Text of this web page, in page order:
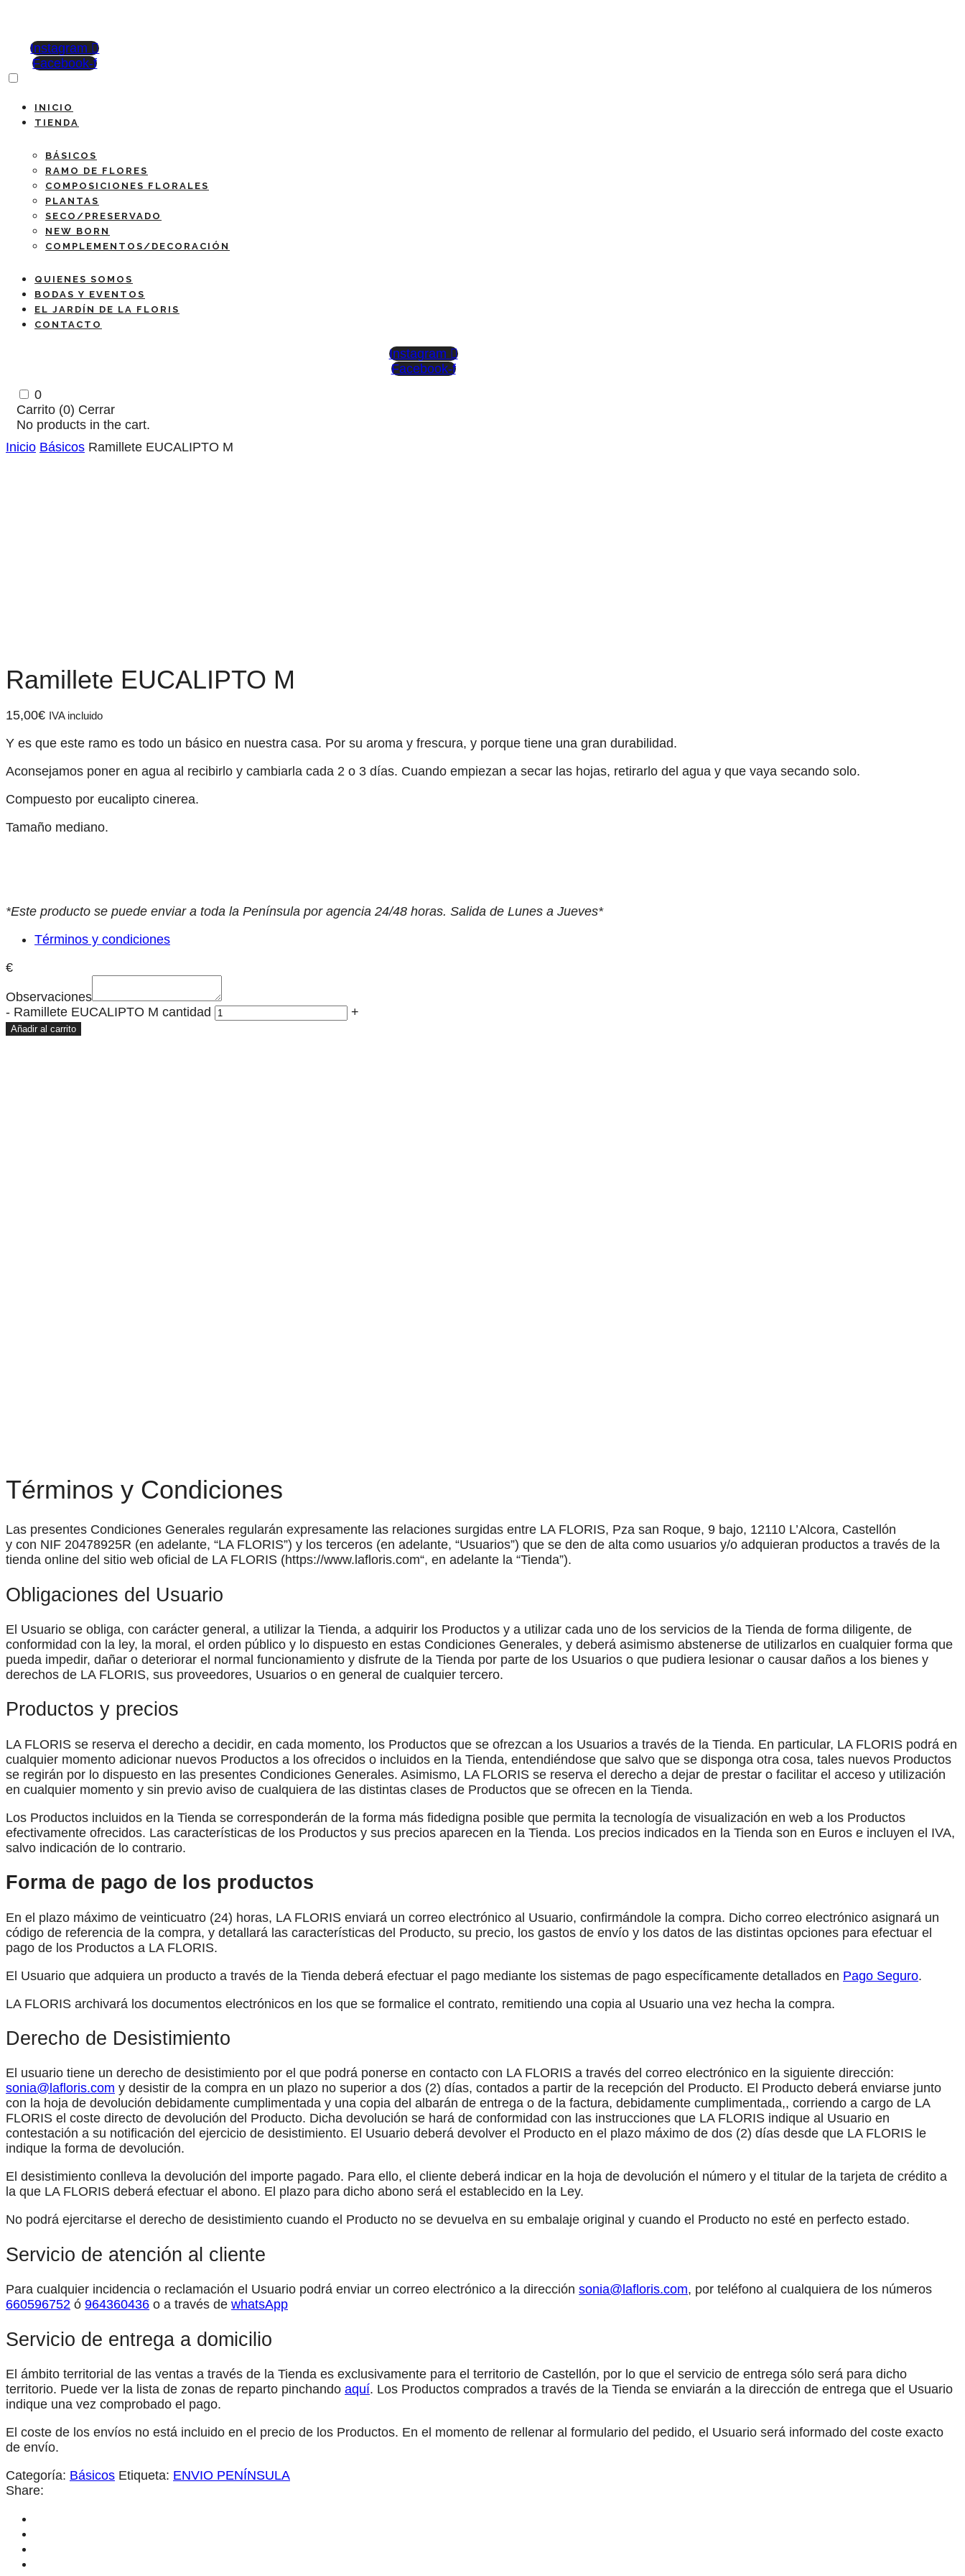
Instagram
Facebook-f
INICIO
TIENDA
BÁSICOS
RAMO DE FLORES
COMPOSICIONES FLORALES
PLANTAS
SECO/PRESERVADO
NEW BORN
COMPLEMENTOS/DECORACIÓN
QUIENES SOMOS
BODAS Y EVENTOS
EL JARDÍN DE LA FLORIS
CONTACTO
Instagram
Facebook-f
0
Carrito (0) Cerrar
No products in the cart.
Inicio Básicos Ramillete EUCALIPTO M
Ramillete EUCALIPTO M
15,00€ IVA incluido
Y es que este ramo es todo un básico en nuestra casa. Por su aroma y frescura, y porque tiene una gran durabilidad.
Aconsejamos poner en agua al recibirlo y cambiarla cada 2 o 3 días. Cuando empiezan a secar las hojas, retirarlo del agua y que vaya secando solo.
Compuesto por eucalipto cinerea.
Tamaño mediano.
*Este producto se puede enviar a toda la Península por agencia 24/48 horas. Salida de Lunes a Jueves*
Términos y condiciones
€
Observaciones
- Ramillete EUCALIPTO M cantidad +
Añadir al carrito
Términos y Condiciones
Las presentes Condiciones Generales regularán expresamente las relaciones surgidas entre LA FLORIS, Pza san Roque, 9 bajo, 12110 L’Alcora, Castellón
y con NIF 20478925R (en adelante, “LA FLORIS”) y los terceros (en adelante, “Usuarios”) que se den de alta como usuarios y/o adquieran productos a través de la
tienda online del sitio web oficial de LA FLORIS (https://www.lafloris.com“, en adelante la “Tienda”).
Obligaciones del Usuario
El Usuario se obliga, con carácter general, a utilizar la Tienda, a adquirir los Productos y a utilizar cada uno de los servicios de la Tienda de forma diligente, de
conformidad con la ley, la moral, el orden público y lo dispuesto en estas Condiciones Generales, y deberá asimismo abstenerse de utilizarlos en cualquier forma que
pueda impedir, dañar o deteriorar el normal funcionamiento y disfrute de la Tienda por parte de los Usuarios o que pudiera lesionar o causar daños a los bienes y
derechos de LA FLORIS, sus proveedores, Usuarios o en general de cualquier tercero.
Productos y precios
LA FLORIS se reserva el derecho a decidir, en cada momento, los Productos que se ofrezcan a los Usuarios a través de la Tienda. En particular, LA FLORIS podrá en
cualquier momento adicionar nuevos Productos a los ofrecidos o incluidos en la Tienda, entendiéndose que salvo que se disponga otra cosa, tales nuevos Productos
se regirán por lo dispuesto en las presentes Condiciones Generales. Asimismo, LA FLORIS se reserva el derecho a dejar de prestar o facilitar el acceso y utilización
en cualquier momento y sin previo aviso de cualquiera de las distintas clases de Productos que se ofrecen en la Tienda.
Los Productos incluidos en la Tienda se corresponderán de la forma más fidedigna posible que permita la tecnología de visualización en web a los Productos
efectivamente ofrecidos. Las características de los Productos y sus precios aparecen en la Tienda. Los precios indicados en la Tienda son en Euros e incluyen el IVA,
salvo indicación de lo contrario.
Forma de pago de los productos
En el plazo máximo de veinticuatro (24) horas, LA FLORIS enviará un correo electrónico al Usuario, confirmándole la compra. Dicho correo electrónico asignará un
código de referencia de la compra, y detallará las características del Producto, su precio, los gastos de envío y los datos de las distintas opciones para efectuar el
pago de los Productos a LA FLORIS.
El Usuario que adquiera un producto a través de la Tienda deberá efectuar el pago mediante los sistemas de pago específicamente detallados en Pago Seguro.
LA FLORIS archivará los documentos electrónicos en los que se formalice el contrato, remitiendo una copia al Usuario una vez hecha la compra.
Derecho de Desistimiento
El usuario tiene un derecho de desistimiento por el que podrá ponerse en contacto con LA FLORIS a través del correo electrónico en la siguiente dirección:
sonia@lafloris.com y desistir de la compra en un plazo no superior a dos (2) días, contados a partir de la recepción del Producto. El Producto deberá enviarse junto
con la hoja de devolución debidamente cumplimentada y una copia del albarán de entrega o de la factura, debidamente cumplimentada,, corriendo a cargo de LA
FLORIS el coste directo de devolución del Producto. Dicha devolución se hará de conformidad con las instrucciones que LA FLORIS indique al Usuario en
contestación a su notificación del ejercicio de desistimiento. El Usuario deberá devolver el Producto en el plazo máximo de dos (2) días desde que LA FLORIS le
indique la forma de devolución.
El desistimiento conlleva la devolución del importe pagado. Para ello, el cliente deberá indicar en la hoja de devolución el número y el titular de la tarjeta de crédito a
la que LA FLORIS deberá efectuar el abono. El plazo para dicho abono será el establecido en la Ley.
No podrá ejercitarse el derecho de desistimiento cuando el Producto no se devuelva en su embalaje original y cuando el Producto no esté en perfecto estado.
Servicio de atención al cliente
Para cualquier incidencia o reclamación el Usuario podrá enviar un correo electrónico a la dirección sonia@lafloris.com, por teléfono al cualquiera de los números
660596752 ó 964360436 o a través de whatsApp
Servicio de entrega a domicilio
El ámbito territorial de las ventas a través de la Tienda es exclusivamente para el territorio de Castellón, por lo que el servicio de entrega sólo será para dicho
territorio. Puede ver la lista de zonas de reparto pinchando aquí. Los Productos comprados a través de la Tienda se enviarán a la dirección de entrega que el Usuario
indique una vez comprobado el pago.
El coste de los envíos no está incluido en el precio de los Productos. En el momento de rellenar al formulario del pedido, el Usuario será informado del coste exacto
de envío.
Categoría: Básicos Etiqueta: ENVIO PENÍNSULA
Share: